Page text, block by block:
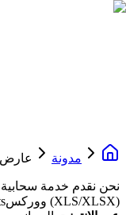
مدونة عارض
نحن نقدم خدمة
(XLS/XLSX) ووركسheets عبر الإنترنت. باستخدام